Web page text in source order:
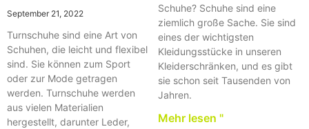
September 21, 2022
Turnschuhe sind eine Art von
Schuhen, die leicht und flexibel
sind. Sie können zum Sport
oder zur Mode getragen
werden. Turnschuhe werden
aus vielen Materialien
hergestellt, darunter Leder,
Schuhe? Schuhe sind eine
ziemlich große Sache. Sie sind
eines der wichtigsten
Kleidungsstücke in unseren
Kleiderschränken, und es gibt
sie schon seit Tausenden von
Jahren.
Mehr lesen "